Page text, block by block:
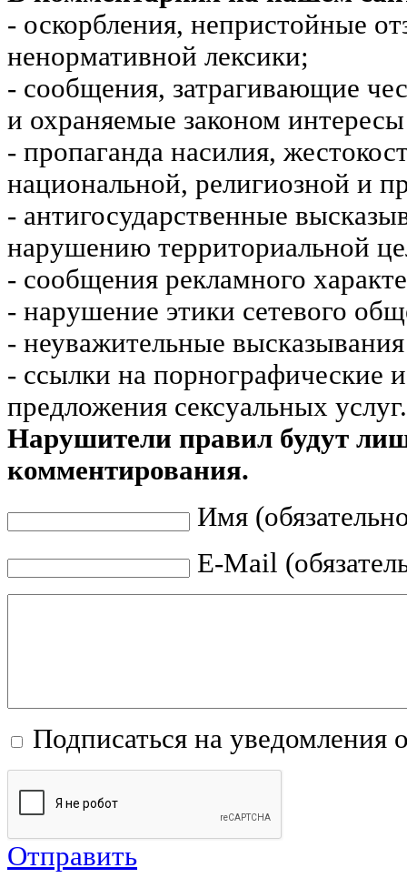
- оскорбления, непристойные
ненормативной лексики;
- сообщения, затрагивающие
и охраняемые законом
- пропаганда насилия,
национальной, религиозной и
- антигосударственные
нарушению территориальной
- сообщения рекламного
- нарушение этики сетевого
- неуважительные
- ссылки на порнографические
предложения сексуальных услуг.
Нарушители правил будут
комментирования.
Имя
E-Mail
Подписаться на уведомления
Отправить